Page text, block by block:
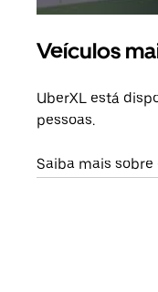
Veículos
UberXL está
pessoas.
Saiba mais sobre